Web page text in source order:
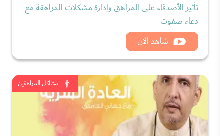
تأثير الأصدقاء على المراهق وإدارة مشكلات المراهقة مع
دعاء صفوت
شاهد الان
مشاكل المراهقين